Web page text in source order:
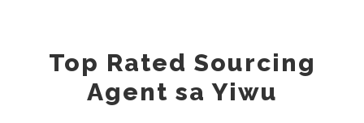
Top Rated Sourcing
Agent sa Yiwu